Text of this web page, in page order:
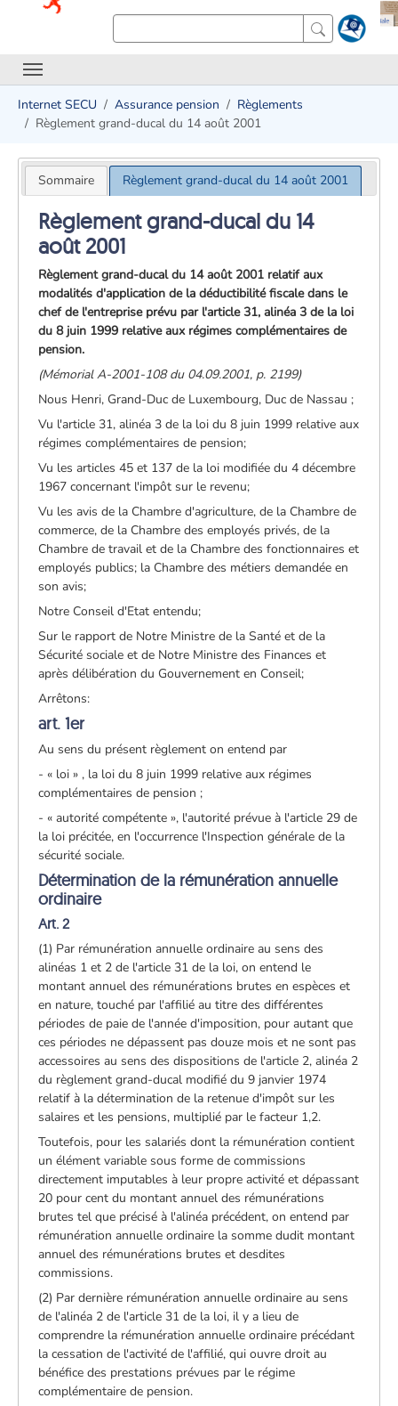
Internet SECU Assurance pension
Règlements
Règlement grand-ducal du 14 août 2001
Sommaire Règlement grand-ducal du 14 août 2001
Règlement grand-ducal du 14
août 2001
Règlement grand-ducal du 14 août 2001 relatif aux
modalités d'application de la déductibilité fiscale dans le
chef de l'entreprise prévu par l'article 31, alinéa 3 de la loi
du 8 juin 1999 relative aux régimes complémentaires de
pension.
(Mémorial A-2001-108 du 04.09.2001, p. 2199)
Nous Henri, Grand-Duc de Luxembourg, Duc de Nassau ;
Vu l'article 31, alinéa 3 de la loi du 8 juin 1999 relative aux
régimes complémentaires de pension;
Vu les articles 45 et 137 de la loi modifiée du 4 décembre
1967 concernant l'impôt sur le revenu;
Vu les avis de la Chambre d'agriculture, de la Chambre de
commerce, de la Chambre des employés privés, de la
Chambre de travail et de la Chambre des fonctionnaires et
employés publics; la Chambre des métiers demandée en
son avis;
Notre Conseil d'Etat entendu;
Sur le rapport de Notre Ministre de la Santé et de la
Sécurité sociale et de Notre Ministre des Finances et
après délibération du Gouvernement en Conseil;
Arrêtons:
art. 1er
Au sens du présent règlement on entend par
- « loi » , la loi du 8 juin 1999 relative aux régimes
complémentaires de pension ;
- « autorité compétente », l'autorité prévue à l'article 29 de
la loi précitée, en l'occurrence l'Inspection générale de la
sécurité sociale.
Détermination de la rémunération annuelle
ordinaire
Art. 2
(1) Par rémunération annuelle ordinaire au sens des
alinéas 1 et 2 de l'article 31 de la loi, on entend le
montant annuel des rémunérations brutes en espèces et
en nature, touché par l'affilié au titre des différentes
périodes de paie de l'année d'imposition, pour autant que
ces périodes ne dépassent pas douze mois et ne sont pas
accessoires au sens des dispositions de l'article 2, alinéa 2
du règlement grand-ducal modifié du 9 janvier 1974
relatif à la détermination de la retenue d'impôt sur les
salaires et les pensions, multiplié par le facteur 1,2.
Toutefois, pour les salariés dont la rémunération contient
un élément variable sous forme de commissions
directement imputables à leur propre activité et dépassant
20 pour cent du montant annuel des rémunérations
brutes tel que précisé à l'alinéa précédent, on entend par
rémunération annuelle ordinaire la somme dudit montant
annuel des rémunérations brutes et desdites
commissions.
(2) Par dernière rémunération annuelle ordinaire au sens
de l'alinéa 2 de l'article 31 de la loi, il y a lieu de
comprendre la rémunération annuelle ordinaire précédant
la cessation de l'activité de l'affilié, qui ouvre droit au
bénéfice des prestations prévues par le régime
complémentaire de pension.